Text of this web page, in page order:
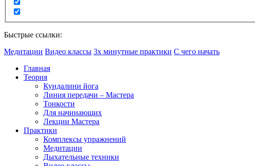
Быстрые ссылки:
Медитации Видео классы 3х минутные практики С чего начать
Главная
Теория
Кундалини йога
Линия передачи – Мастера
Тонкости
Для начинающих
Лекции Мастера
Практики
Комплексы упражнений
Медитации
Дыхательные техники